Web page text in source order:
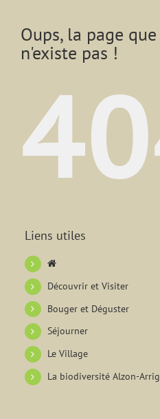
Oups, la page
n'existe pas !
Liens utiles
Découvrir et Visiter
Bouger et Déguster
Séjourner
Le Village
La biodiversité Alzon-